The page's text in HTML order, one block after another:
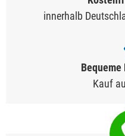
innerhalb
Kauf